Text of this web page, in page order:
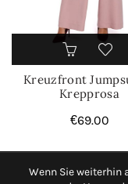
Kreuzfront
Krepprosa
€69.00
Wenn Sie weiterhin